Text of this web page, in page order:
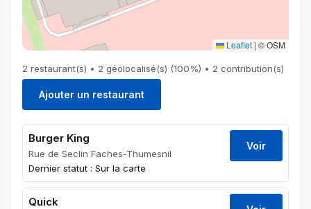
Leaflet | © OSM
2 restaurant(s) • 2 géolocalisé(s) (100%) • 2 contribution(s)
Ajouter un restaurant
Burger King
Rue de Seclin Faches-Thumesnil
Dernier statut : Sur la carte
Voir
Quick